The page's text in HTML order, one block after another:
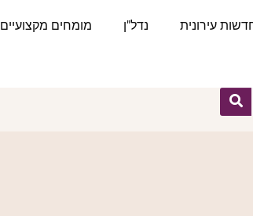
עירונית נדל"ן מומחים מקצועיים